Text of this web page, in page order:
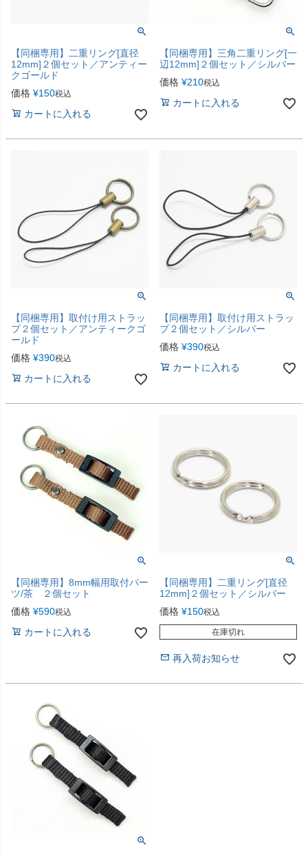
【同梱専用】二重リング[直径
12mm]２個セット／アンティー
クゴールド
価格 ¥150税込
カートに入れる
【同梱専用】三角二重リング[一
辺12mm]２個セット／シルバー
価格 ¥210税込
カートに入れる
【同梱専用】取付け用ストラッ
プ２個セット／アンティークゴ
ールド
価格 ¥390税込
カートに入れる
【同梱専用】取付け用ストラッ
プ２個セット／シルバー
価格 ¥390税込
カートに入れる
【同梱専用】8mm幅用取付パー
ツ/茶 ２個セット
価格 ¥590税込
カートに入れる
【同梱専用】二重リング[直径
12mm]２個セット／シルバー
価格 ¥150税込
在庫切れ
再入荷お知らせ